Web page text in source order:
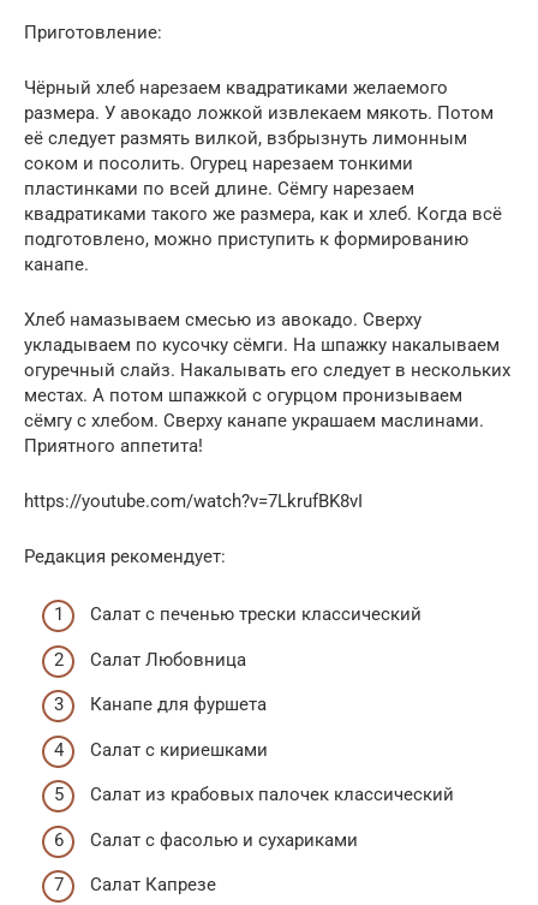
Приготовление:
Чёрный хлеб нарезаем квадратиками желаемого
размера. У авокадо ложкой извлекаем мякоть. Потом
её следует размять вилкой, взбрызнуть лимонным
соком и посолить. Огурец нарезаем тонкими
пластинками по всей длине. Сёмгу нарезаем
квадратиками такого же размера, как и хлеб. Когда всё
подготовлено, можно приступить к формированию
канапе.
Хлеб намазываем смесью из авокадо. Сверху
укладываем по кусочку сёмги. На шпажку накалываем
огуречный слайз. Накалывать его следует в нескольких
местах. А потом шпажкой с огурцом пронизываем
сёмгу с хлебом. Сверху канапе украшаем маслинами.
Приятного аппетита!
https://youtube.com/watch?v=7LkrufBK8vI
Редакция рекомендует:
Cалат с печенью трески классический
Салат Любовница
Канапе для фуршета
Салат с кириешками
Салат из крабовых палочек классический
Салат с фасолью и сухариками
Салат Капрезе